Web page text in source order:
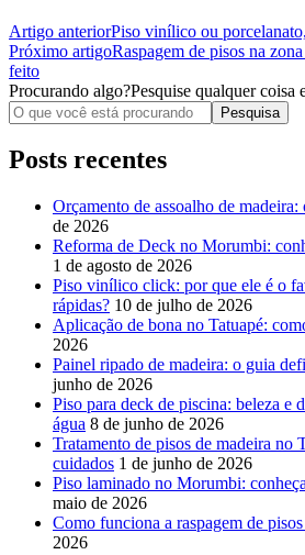
Artigo anteriorPiso vinílico ou
Próximo artigoRaspagem de pisos na
feito
Procurando algo?Pesquise qualquer coisa
Posts recentes
Orçamento de assoalho de
de 2026
Reforma de Deck no Morumbi:
1 de agosto de 2026
Piso vinílico click: por que ele é o
rápidas? 10 de julho de 2026
Aplicação de bona no Tatuapé:
2026
Painel ripado de madeira: o guia
junho de 2026
Piso para deck de piscina: beleza e
água 8 de junho de 2026
Tratamento de pisos de madeira no
cuidados 1 de junho de 2026
Piso laminado no Morumbi:
maio de 2026
Como funciona a raspagem de
2026